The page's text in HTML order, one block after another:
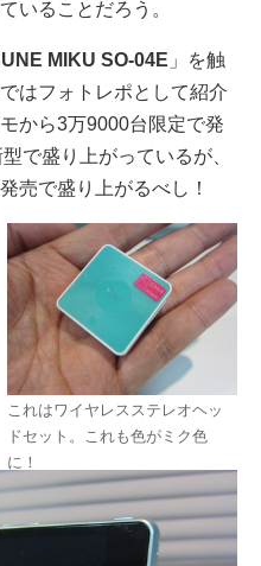
いることだろう。
MIKU SO-04E 」を触
はフォトレポとして紹介
から3万9000台限定で発
で盛り上がっているが、
売で盛り上がるべし！
これはワイヤレスステレオヘッ
ドセット。これも色がミク色
に！